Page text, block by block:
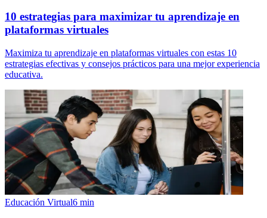
10 estrategias para maximizar tu aprendizaje en
plataformas virtuales
Maximiza tu aprendizaje en plataformas virtuales con estas 10
estrategias efectivas y consejos prácticos para una mejor experiencia
educativa.
Educación Virtual6 min